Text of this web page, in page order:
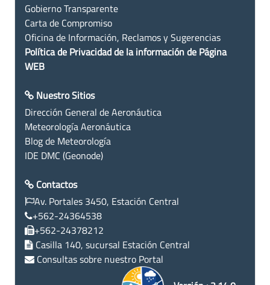
Gobierno Transparente
Carta de Compromiso
Oficina de Información, Reclamos y Sugerencias
Política de Privacidad de la información de Página
WEB
Nuestro Sitios
Dirección General de Aeronáutica
Meteorología Aeronáutica
Blog de Meteorología
IDE DMC (Geonode)
Contactos
Av. Portales 3450, Estación Central
+562-24364538
+562-24378212
Casilla 140, sucursal Estación Central
Consultas sobre nuestro Portal